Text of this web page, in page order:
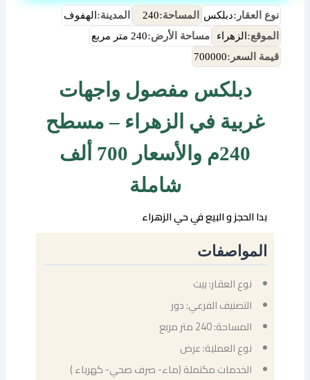
نوع العقار:دبلكس المساحة:240 المدينة: الهفوف
الموقع: الزهراء مساحة الأرض:240 متر مربع
قيمة السعر:700000
دبلكس مفصول واجهات
غربية في الزهراء – مسطح
240م والأسعار 700 ألف
شاملة
بدا الحجز و البيع في حي الزهراء
المواصفات
نوع العقار: بيت
التصنيف الفرعي: دور
المساحة: 240 متر مربع
نوع العملية: عرض
الخدمات مكتملة (ماء- صرف صحي- كهرباء )